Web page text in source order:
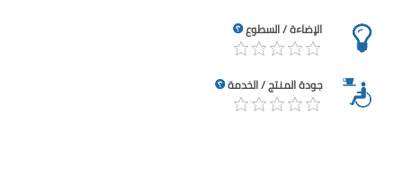
الإضاءة / السطوع
جودة المنتج / الخدمة